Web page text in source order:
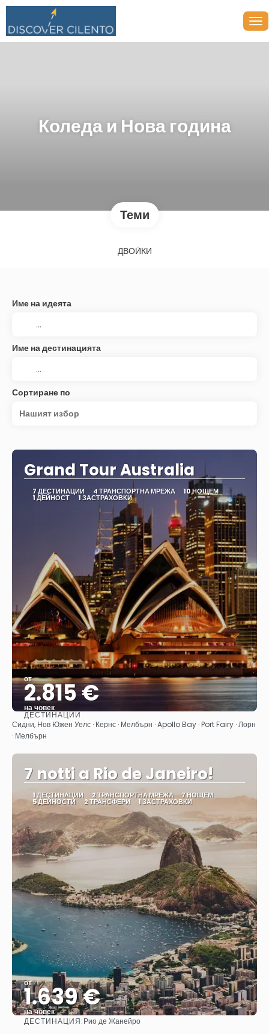
Коледа и Нова година
Теми
ДВОЙКИ
Име на идеята
Име на дестинацията
Сортиране по
Нашият избор
Grand Tour Australia
7 ДЕСТИНАЦИИ 4 ТРАНСПОРТНА МРЕЖА 10 НОЩЕМ
1 ДЕЙНОСТ 1 ЗАСТРАХОВКИ
от
2.815 €
на човек
Вижте
ДЕСТИНАЦИИ
Сидни, Нов Южен Уелс · Кернс · Мелбърн · Apollo Bay · Port Fairy · Лорн
· Мелбърн
7 notti a Rio de Janeiro!
1 ДЕСТИНАЦИИ 2 ТРАНСПОРТНА МРЕЖА 7 НОЩЕМ
5 ДЕЙНОСТИ 2 ТРАНСФЕРИ 1 ЗАСТРАХОВКИ
от
1.639 €
на човек
Вижте
ДЕСТИНАЦИЯ:Рио де Жанейро